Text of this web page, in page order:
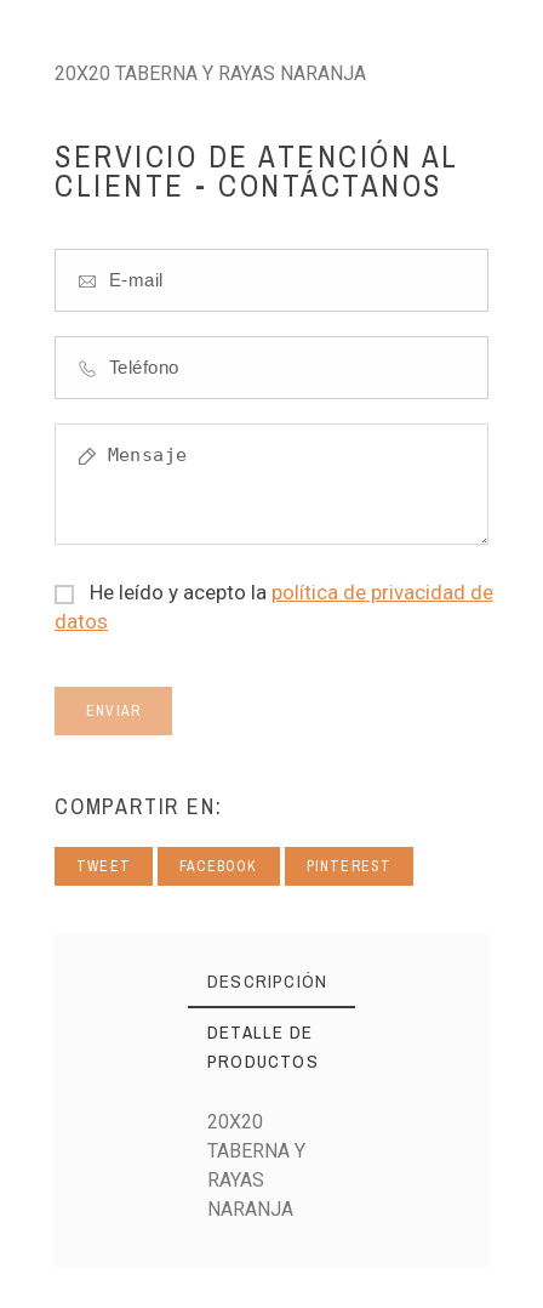
20X20 TABERNA Y RAYAS NARANJA
SERVICIO DE ATENCIÓN AL
CLIENTE - CONTÁCTANOS
He leído y acepto la política de privacidad de
datos
ENVIAR
COMPARTIR EN:
TWEET FACEBOOK PINTEREST
DESCRIPCIÓN
DETALLE DE
PRODUCTOS
20X20
TABERNA Y
RAYAS
NARANJA